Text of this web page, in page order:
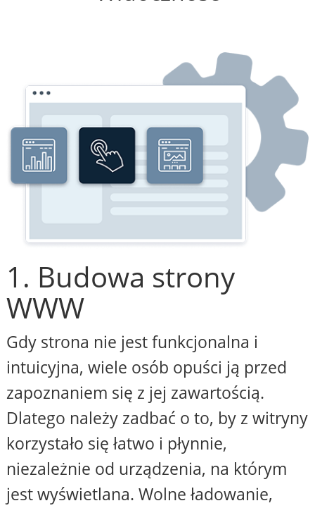
1. Budowa strony
WWW
Gdy strona nie jest funkcjonalna i
intuicyjna, wiele osób opuści ją przed
zapoznaniem się z jej zawartością.
Dlatego należy zadbać o to, by z witryny
korzystało się łatwo i płynnie,
niezależnie od urządzenia, na którym
jest wyświetlana. Wolne ładowanie,